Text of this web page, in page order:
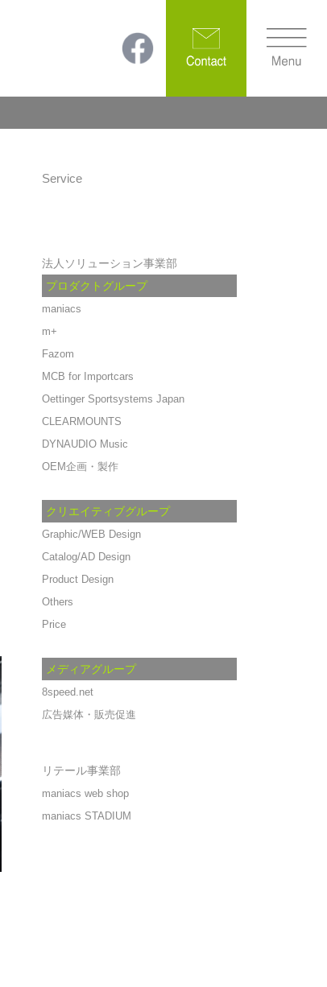
Service
法人ソリューション事業部
プロダクトグループ
maniacs
m+
Fazom
MCB for Importcars
Oettinger Sportsystems Japan
CLEARMOUNTS
DYNAUDIO Music
OEM企画・製作
クリエイティブグループ
Graphic/WEB Design
Catalog/AD Design
Product Design
Others
Price
メディアグループ
8speed.net
広告媒体・販売促進
リテール事業部
maniacs web shop
maniacs STADIUM